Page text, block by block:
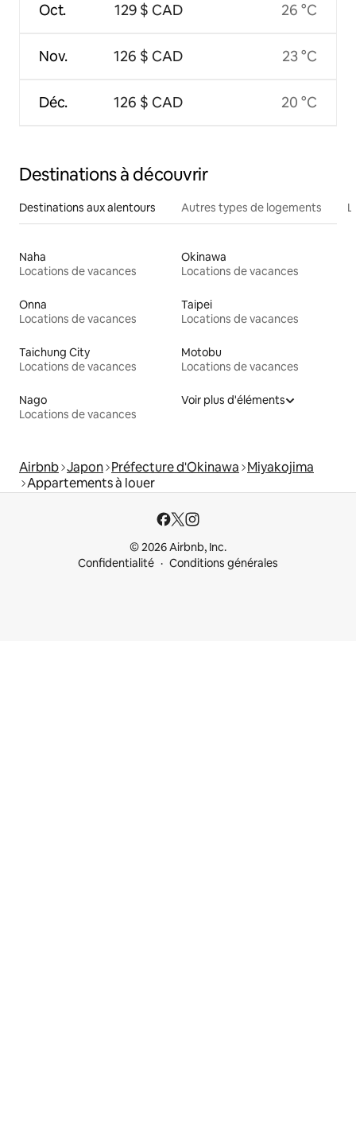
Oct.
Nov.
Déc.
129 $ CAD
126 $ CAD
126 $ CAD
26 °C
23 °C
20 °C
Destinations à découvrir
Destinations aux alentours Autres types de logements
Naha
Locations de vacances
Okinawa
Locations de vacances
Onna
Locations de vacances
Taipei
Locations de vacances
Taichung City
Locations de vacances
Motobu
Locations de vacances
Nago
Locations de vacances
Voir plus d'éléments
Airbnb Japon Préfecture d'Okinawa Miyakojima
Appartements à louer
© 2026 Airbnb, Inc.
Confidentialité
Conditions générales